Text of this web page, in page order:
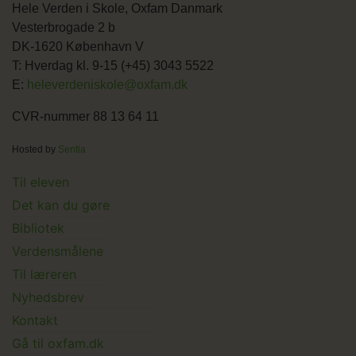
Hele Verden i Skole, Oxfam Danmark
Vesterbrogade 2 b
DK-1620 København V
T: Hverdag kl. 9-15 (+45) 3043 5522
E: heleverdeniskole@oxfam.dk
CVR-nummer 88 13 64 11
Hosted by Sentia
Main
menu
Til eleven
Det kan du gøre
Bibliotek
Verdensmålene
Til læreren
Main
Submenu
Nyhedsbrev
Kontakt
Gå til oxfam.dk